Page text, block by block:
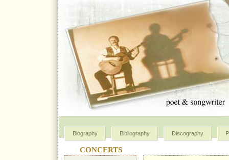
Biography Bibliography Discography
CONCERTS